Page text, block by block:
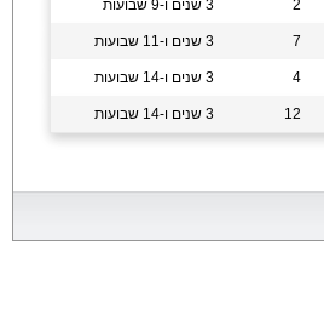
2 3 שנים ו-9 שבועות
7 3 שנים ו-11 שבועות
4 3 שנים ו-14 שבועות
12 3 שנים ו-14 שבועות